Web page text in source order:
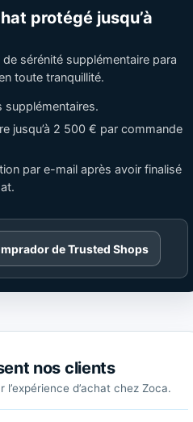
protégé jusqu’à
sérénité supplémentaire para
toute tranquillité.
supplémentaires.
jusqu’à 2 500 € par commande
par e-mail après avoir finalisé
de Trusted Shops
nos clients
l’expérience d’achat chez Zoca.